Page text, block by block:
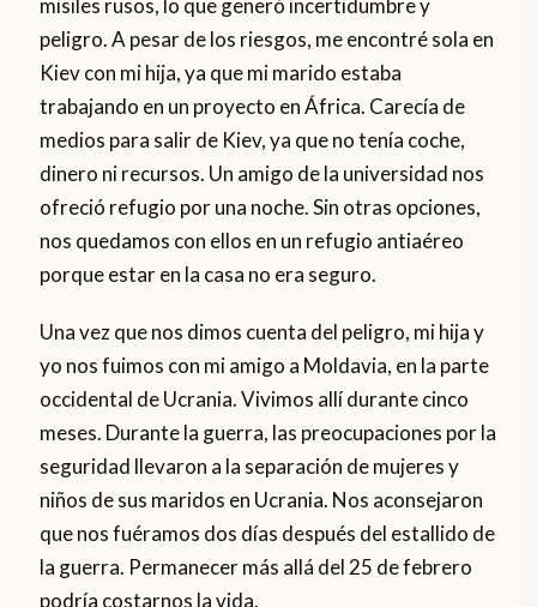
misiles rusos, lo que generó incertidumbre y
peligro. A pesar de los riesgos, me encontré sola en
Kiev con mi hija, ya que mi marido estaba
trabajando en un proyecto en África. Carecía de
medios para salir de Kiev, ya que no tenía coche,
dinero ni recursos. Un amigo de la universidad nos
ofreció refugio por una noche. Sin otras opciones,
nos quedamos con ellos en un refugio antiaéreo
porque estar en la casa no era seguro.
Una vez que nos dimos cuenta del peligro, mi hija y
yo nos fuimos con mi amigo a Moldavia, en la parte
occidental de Ucrania. Vivimos allí durante cinco
meses. Durante la guerra, las preocupaciones por la
seguridad llevaron a la separación de mujeres y
niños de sus maridos en Ucrania. Nos aconsejaron
que nos fuéramos dos días después del estallido de
la guerra. Permanecer más allá del 25 de febrero
podría costarnos la vida.